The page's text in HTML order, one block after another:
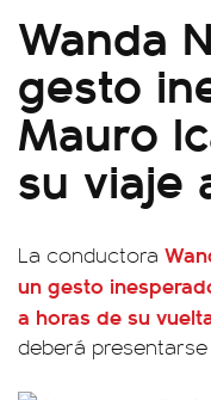
Wanda
gesto
Mauro
su viaje
La conductora
un gesto
a horas de su
deberá